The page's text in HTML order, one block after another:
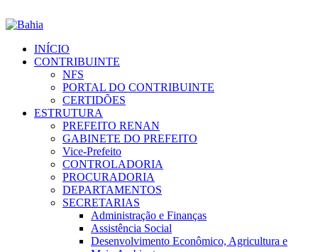
INÍCIO
CONTRIBUINTE
NFS
PORTAL DO CONTRIBUINTE
CERTIDÕES
ESTRUTURA
PREFEITO RENAN
GABINETE DO PREFEITO
Vice-Prefeito
CONTROLADORIA
PROCURADORIA
DEPARTAMENTOS
SECRETARIAS
Administração e Finanças
Assistência Social
Desenvolvimento Econômico, Agricultura e